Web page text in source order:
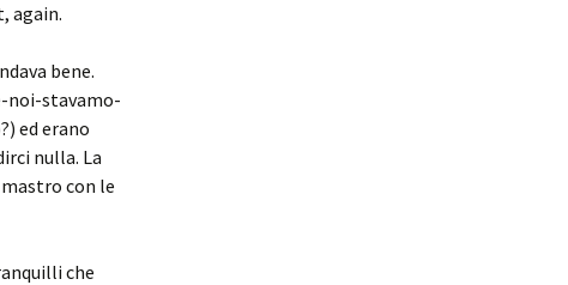
again.
bene.
noi-stavamo-
ed erano
nulla. La
con le
che